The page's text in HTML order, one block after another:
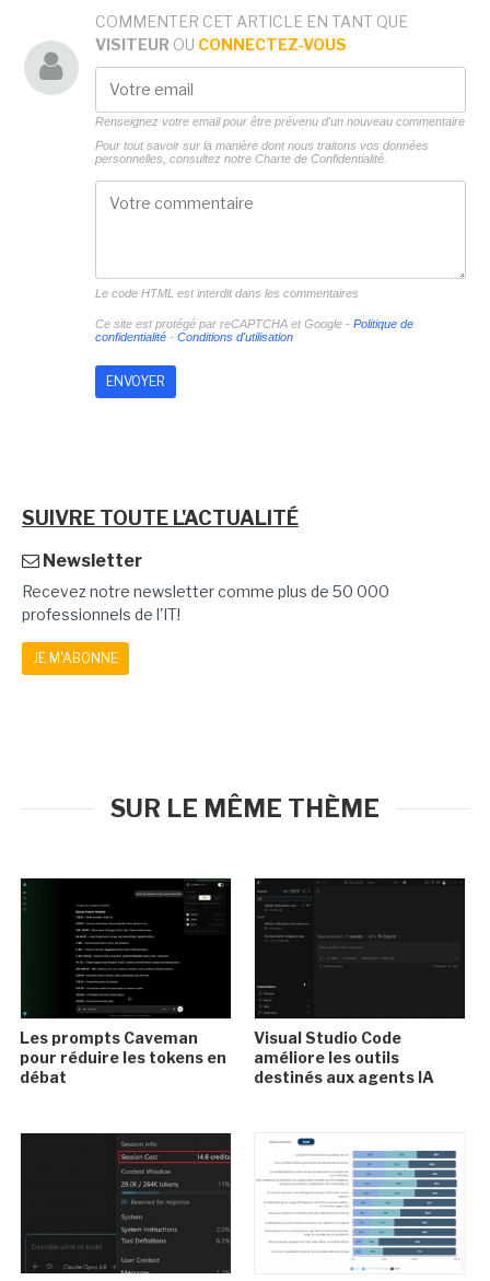
COMMENTER CET ARTICLE EN TANT QUE
VISITEUR OU CONNECTEZ-VOUS
Renseignez votre email pour être prévenu d'un nouveau commentaire
Pour tout savoir sur la manière dont nous traitons vos données
personnelles, consultez notre Charte de Confidentialité.
Le code HTML est interdit dans les commentaires
Ce site est protégé par reCAPTCHA et Google - Politique de
confidentialité- Conditions d'utilisation
SUIVRE TOUTE L'ACTUALITÉ
Newsletter
Recevez notre newsletter comme plus de 50 000
professionnels de l'IT!
JE M'ABONNE
SUR LE MÊME THÈME
Les prompts Caveman
pour réduire les tokens en
débat
Visual Studio Code
améliore les outils
destinés aux agents IA